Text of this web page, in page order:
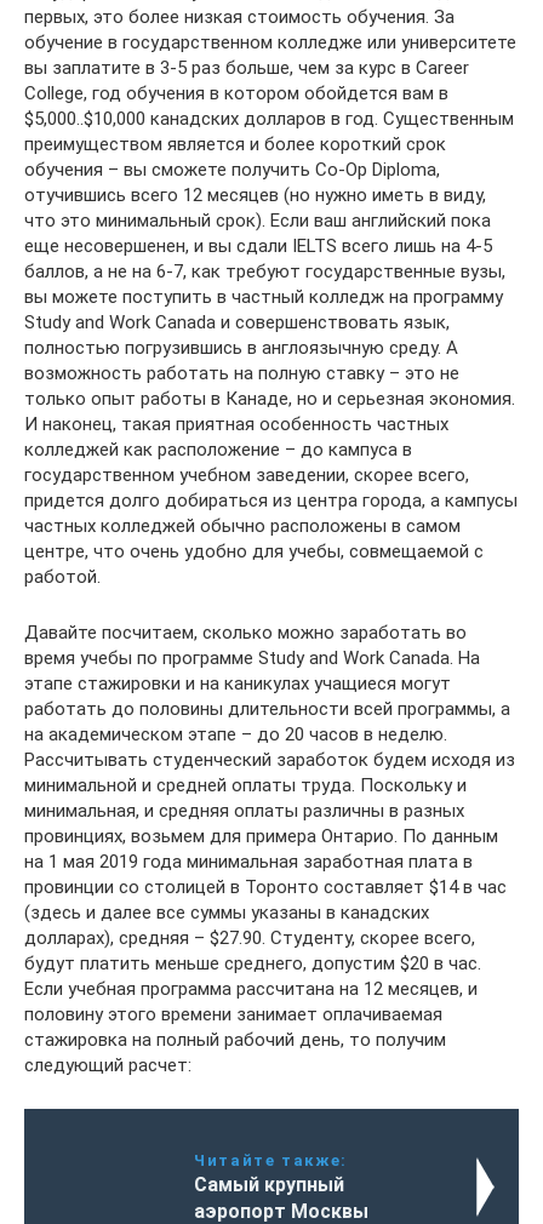
первых, это более низкая стоимость обучения. За
обучение в государственном колледже или университете
вы заплатите в 3-5 раз больше, чем за курс в Career
College, год обучения в котором обойдется вам в
$5,000..$10,000 канадских долларов в год. Существенным
преимуществом является и более короткий срок
обучения – вы сможете получить Co-Op Diploma,
отучившись всего 12 месяцев (но нужно иметь в виду,
что это минимальный срок). Если ваш английский пока
еще несовершенен, и вы сдали IELTS всего лишь на 4-5
баллов, а не на 6-7, как требуют государственные вузы,
вы можете поступить в частный колледж на программу
Study and Work Canada и совершенствовать язык,
полностью погрузившись в англоязычную среду. А
возможность работать на полную ставку – это не
только опыт работы в Канаде, но и серьезная экономия.
И наконец, такая приятная особенность частных
колледжей как расположение – до кампуса в
государственном учебном заведении, скорее всего,
придется долго добираться из центра города, а кампусы
частных колледжей обычно расположены в самом
центре, что очень удобно для учебы, совмещаемой с
работой.
Давайте посчитаем, сколько можно заработать во
время учебы по программе Study and Work Canada. На
этапе стажировки и на каникулах учащиеся могут
работать до половины длительности всей программы, а
на академическом этапе – до 20 часов в неделю.
Рассчитывать студенческий заработок будем исходя из
минимальной и средней оплаты труда. Поскольку и
минимальная, и средняя оплаты различны в разных
провинциях, возьмем для примера Онтарио. По данным
на 1 мая 2019 года минимальная заработная плата в
провинции со столицей в Торонто составляет $14 в час
(здесь и далее все суммы указаны в канадских
долларах), средняя – $27.90. Студенту, скорее всего,
будут платить меньше среднего, допустим $20 в час.
Если учебная программа рассчитана на 12 месяцев, и
половину этого времени занимает оплачиваемая
стажировка на полный рабочий день, то получим
следующий расчет:
Читайте также:
Самый крупный
аэропорт Москвы